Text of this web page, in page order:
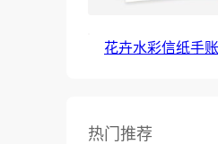
花卉水彩信纸手
热门推荐